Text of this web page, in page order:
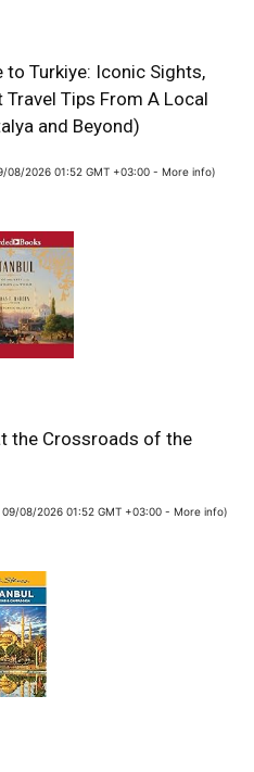
to Turkiye: Iconic Sights,
Tips From A Local
and Beyond)
08/2026 01:52 GMT +03:00 - More info)
the Crossroads of the
08/2026 01:52 GMT +03:00 - More info)